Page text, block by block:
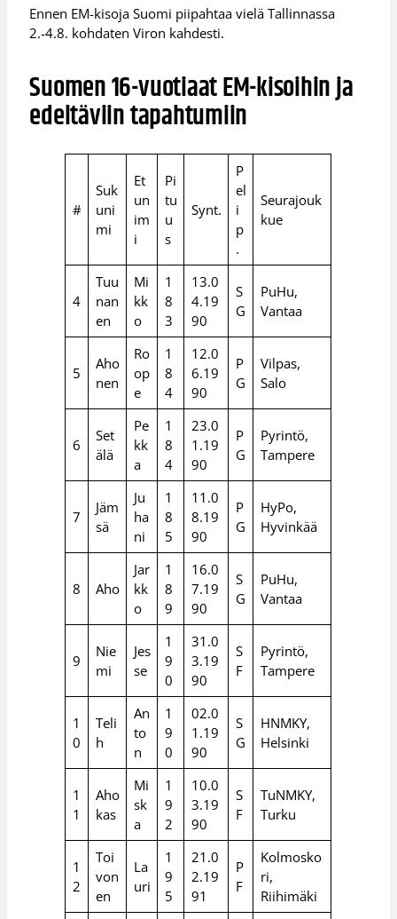
Ennen EM-kisoja Suomi piipahtaa vielä Tallinnassa
2.-4.8. kohdaten Viron kahdesti.
Suomen 16-vuotiaat EM-kisoihin ja
edeltäviin tapahtumiin
#
Suk
uni
mi
Et
un
im
i
Pi
tu
u
s
Synt.
P
el
i
p
.
Seurajouk
kue
4
Tuu
nan
en
Mi
kk
o
1
8
3
13.0
4.19
90
S
G
PuHu,
Vantaa
5
Aho
nen
Ro
op
e
1
8
4
12.0
6.19
90
P
G
Vilpas,
Salo
6
Set
älä
Pe
kk
a
1
8
4
23.0
1.19
90
P
G
Pyrintö,
Tampere
7
Jäm
sä
Ju
ha
ni
1
8
5
11.0
8.19
90
P
G
HyPo,
Hyvinkää
8 Aho
Jar
kk
o
1
8
9
16.0
7.19
90
S
G
PuHu,
Vantaa
9
Nie
mi
Jes
se
1
9
0
31.0
3.19
90
S
F
Pyrintö,
Tampere
1
0
Teli
h
An
to
n
1
9
0
02.0
1.19
90
S
G
HNMKY,
Helsinki
1
1
Aho
kas
Mi
sk
a
1
9
2
10.0
3.19
90
S
F
TuNMKY,
Turku
1
2
Toi
von
en
La
uri
1
9
5
21.0
2.19
91
P
F
Kolmosko
ri,
Riihimäki